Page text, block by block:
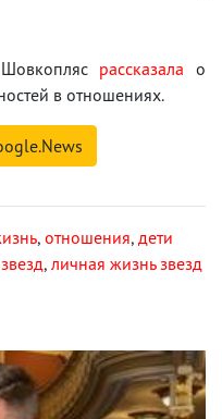
рассказала о
в отношениях.
, отношения, дети
, личная жизнь звезд